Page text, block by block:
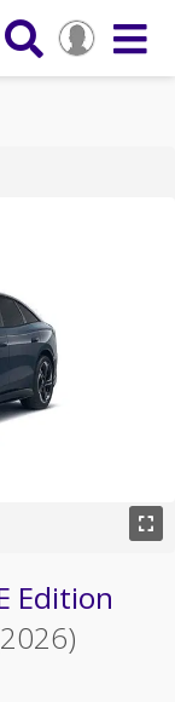
Edition